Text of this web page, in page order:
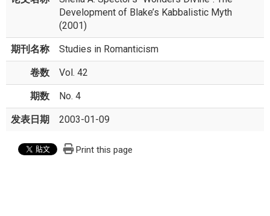
Development of Blake’s Kabbalistic Myth
(2001)
期刊名称 Studies in Romanticism
卷数 Vol. 42
期数 No. 4
发表日期 2003-01-09
Print this page